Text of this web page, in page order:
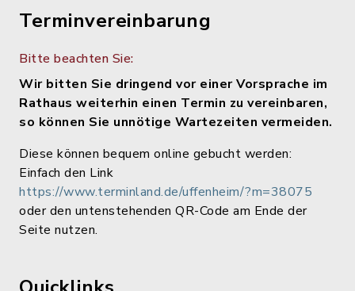
Terminvereinbarung
Bitte beachten Sie:
Wir bitten Sie dringend vor einer Vorsprache im
Rathaus weiterhin einen Termin zu vereinbaren,
so können Sie unnötige Wartezeiten vermeiden.
Diese können bequem online gebucht werden:
Einfach den Link
https://www.terminland.de/uffenheim/?m=38075
oder den untenstehenden QR-Code am Ende der
Seite nutzen.